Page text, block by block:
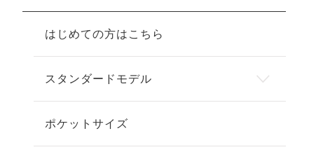
はじめての方はこちら
スタンダードモデル
ポケットサイズ